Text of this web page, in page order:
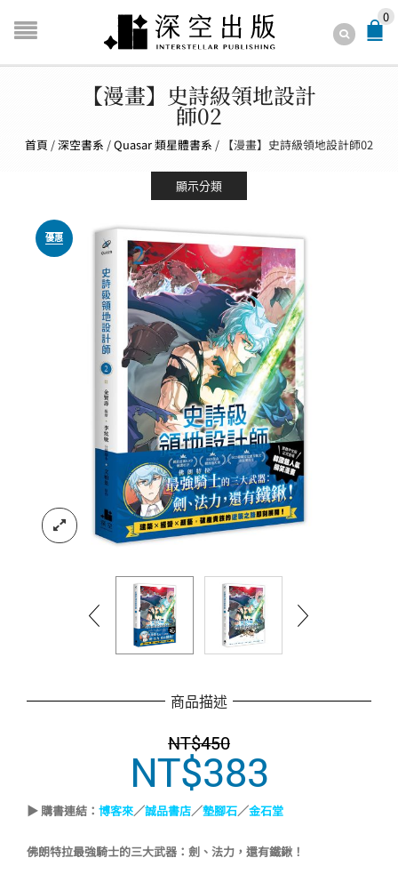
0
【漫畫】史詩級領地設計
師02
首頁 /深空書系 /Quasar 類星體書系 / 【漫畫】史詩級領地設計師02
優惠
商品描述
NT$450
原
始
價
格：
NT$383
價
格：
▶ 購書連結： 博客來／誠品書店／墊腳石／金石堂
佛朗特拉最強騎士的三大武器：劍、法力，還有鐵鍬！
顯示分類